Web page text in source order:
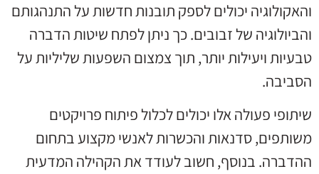
והאקולוגיה יכולים לספק תובנות חדשות על התנהגותם
והביולוגיה של זבובים. כך ניתן לפתח שיטות הדברה
טבעיות ויעילות יותר, תוך צמצום השפעות שליליות על
הסביבה.
שיתופי פעולה אלו יכולים לכלול פיתוח פרויקטים
משותפים, סדנאות והכשרות לאנשי מקצוע בתחום
ההדברה. בנוסף, חשוב לעודד את הקהילה המדעית